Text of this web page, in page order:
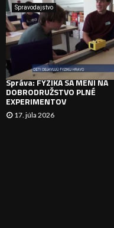
Spravodajstvo
Správa: FYZIKA SA MENÍ NA
DOBRODRUŽSTVO PLNÉ
EXPERIMENTOV
17. júla 2026